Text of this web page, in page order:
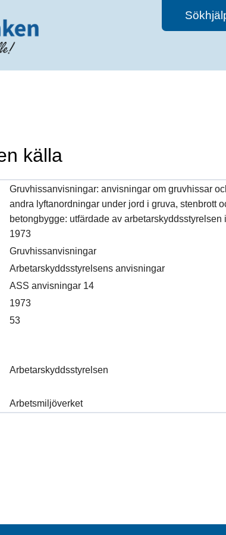
källa
Gruvhissanvisningar: anvisningar om gruvhissar
andra lyftanordningar under jord i gruva, stenbrott
betongbygge: utfärdade av arbetarskyddsstyrelsen
1973
Gruvhissanvisningar
Arbetarskyddsstyrelsens anvisningar
ASS anvisningar 14
1973
53
Arbetarskyddsstyrelsen
Arbetsmiljöverket